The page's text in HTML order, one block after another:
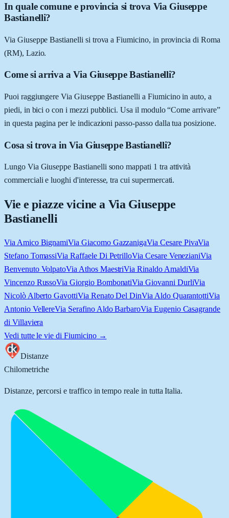
In quale comune e provincia si trova Via Giuseppe
Bastianelli?
Via Giuseppe Bastianelli si trova a Fiumicino, in provincia di Roma
(RM), Lazio.
Come si arriva a Via Giuseppe Bastianelli?
Puoi raggiungere Via Giuseppe Bastianelli a Fiumicino in auto, a
piedi, in bici o con i mezzi pubblici. Usa il modulo “Come arrivare”
in questa pagina per le indicazioni passo-passo dalla tua posizione.
Cosa si trova in Via Giuseppe Bastianelli?
Lungo Via Giuseppe Bastianelli sono mappati 1 tra attività
commerciali e luoghi d'interesse, tra cui supermercati.
Vie e piazze vicine a Via Giuseppe
Bastianelli
Via Amico BignamiVia Giacomo GazzanigaVia Cesare PivaVia
Stefano TomassiVia Raffaele Di PetrilloVia Cesare VenezianiVia
Benvenuto VolpatoVia Athos MaestriVia Rinaldo AmaldiVia
Vincenzo RussoVia Giorgio BombonatiVia Giovanni DurliVia
Nicolò Alberto GavottiVia Renato Del DinVia Aldo QuarantottiVia
Antonio VellereVia Serafino Aldo BarbaroVia Eugenio Casagrande
di Villaviera
Vedi tutte le vie di Fiumicino→
Distanze
Chilometriche
Distanze, percorsi e traffico in tempo reale in tutta Italia.